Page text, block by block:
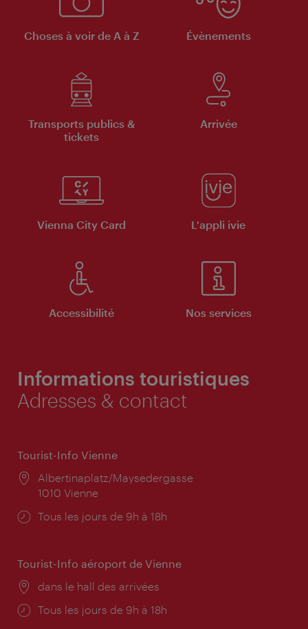
Choses à voir de A à Z Évènements
Transports publics &
tickets
Arrivée
Vienna City Card L'appli ivie
Accessibilité Nos services
Informations touristiques
Adresses & contact
Tourist-Info Vienne
Lieu:
Albertinaplatz/Maysedergasse
1010 Vienne
Horaires
Tous les jours de 9h à 18h
Tourist-Info aéroport de Vienne
Lieu:
dans le hall des arrivées
Horaires
Tous les jours de 9h à 18h